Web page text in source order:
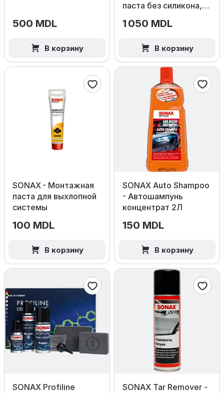
500 MDL
В корзину
паста без силикона,
1 050 MDL
В корзину
SONAX - Монтажная
паста для выхлопной
системы
100 MDL
В корзину
SONAX Auto Shampoo
- Автошампунь
концентрат 2Л
150 MDL
В корзину
SONAX Profiline SONAX Tar Remover -